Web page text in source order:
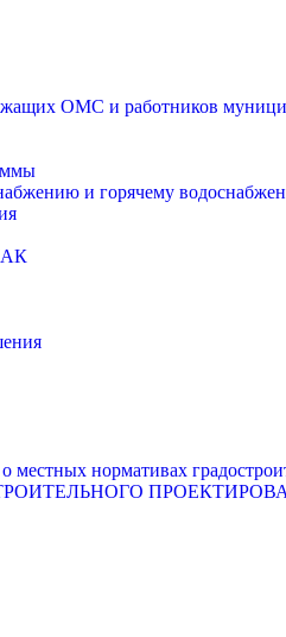
ОМС и работников
и горячему
нормативах